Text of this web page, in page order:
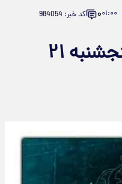
۰۱:۰۰۰ کد خبر: 984054
فال روزانه واقعی پنجشنبه ۲۱